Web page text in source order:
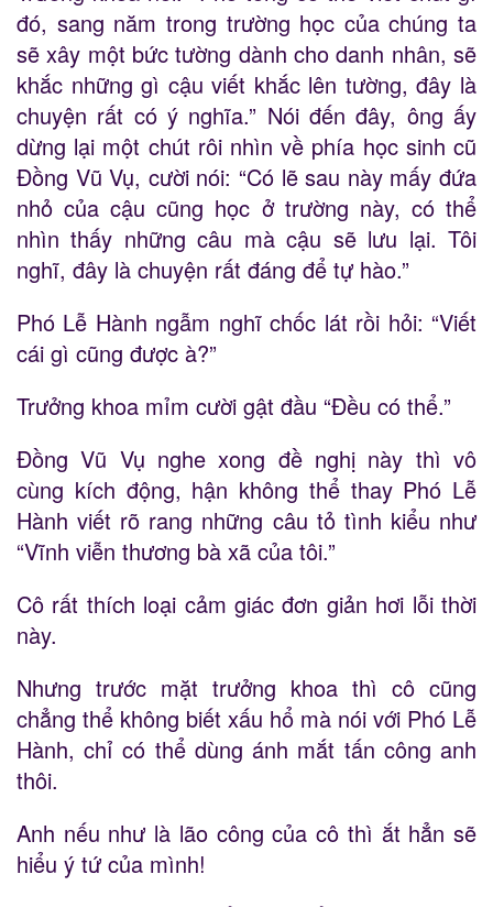
đó, sang năm trong trường học của chúng ta
sẽ xây một bức tường dành cho danh nhân, sẽ
khắc những gì cậu viết khắc lên tường, đây là
chuyện rất có ý nghĩa.” Nói đến đây, ông ấy
dừng lại một chút rôi nhìn về phía học sinh cũ
Đồng Vũ Vụ, cười nói: “Có lẽ sau này mấy đứa
nhỏ của cậu cũng học ở trường này, có thể
nhìn thấy những câu mà cậu sẽ lưu lại. Tôi
nghĩ, đây là chuyện rất đáng để tự hào.”
Phó Lễ Hành ngẫm nghĩ chốc lát rồi hỏi: “Viết
cái gì cũng được à?”
Trưởng khoa mỉm cười gật đầu “Đều có thể.”
Đồng Vũ Vụ nghe xong đề nghị này thì vô
cùng kích động, hận không thể thay Phó Lễ
Hành viết rõ rang những câu tỏ tình kiểu như
“Vĩnh viễn thương bà xã của tôi.”
Cô rất thích loại cảm giác đơn giản hơi lỗi thời
này.
Nhưng trước mặt trưởng khoa thì cô cũng
chẳng thể không biết xấu hổ mà nói với Phó Lễ
Hành, chỉ có thể dùng ánh mắt tấn công anh
thôi.
Anh nếu như là lão công của cô thì ắt hẳn sẽ
hiểu ý tứ của mình!